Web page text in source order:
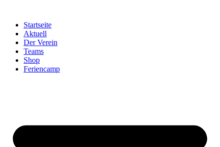
Startseite
Aktuell
Der Verein
Teams
Shop
Feriencamp